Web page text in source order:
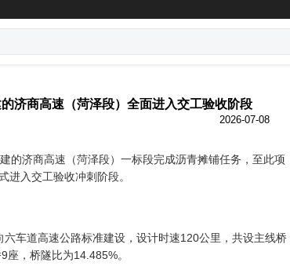
济商高速（菏泽段）全面进入交工验收阶段
2026-07-08
济商高速（菏泽段）一标段完成沥青摊铺任务，至此项
进入交工验收冲刺阶段。
道高速公路标准建设，设计时速120公里，共设主线桥
，桥隧比为14.485%。